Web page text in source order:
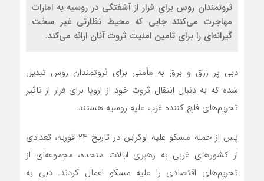
ثروتمندان روس برای فرار از آشفتگی در روسیه به امارات
مهاجرت می‌کنند جایی که محیط نظارتی غیر سخت
گیرانه‌ای را برای تامین امنیت ثروت آنان ارائه می‌کند.
دبی پر زرق و برق به مأمنی برای ثروتمندان روس تبدیل
شده که به دنبال انتقال ثروت خود از اروپا برای فرار از تاثیر
تحریم‌های فلج کننده غرب علیه روسیه هستند.
پس از حمله مسکو علیه اوکراین در تاریخ ۲۴ فوریه، تعدادی
از کشورهای غربی به رهبری ایالات متحده، مجموعه‌ای از
تحریم‌های اقتصادی را علیه مسکو اعمال کردند. دبی به